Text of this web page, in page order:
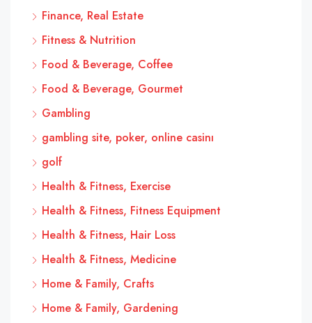
Finance, Real Estate
Fitness & Nutrition
Food & Beverage, Coffee
Food & Beverage, Gourmet
Gambling
gambling site, poker, online casinı
golf
Health & Fitness, Exercise
Health & Fitness, Fitness Equipment
Health & Fitness, Hair Loss
Health & Fitness, Medicine
Home & Family, Crafts
Home & Family, Gardening